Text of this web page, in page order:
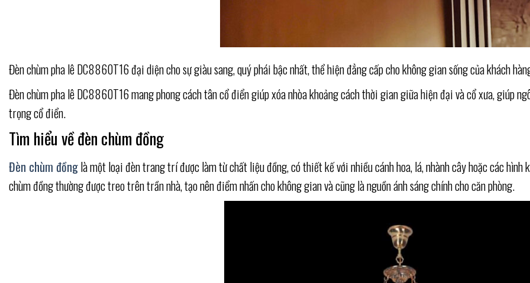
Đèn chùm pha lê DC8860T16 đại diện cho sự giàu sang, quý phái bậc nhất, thể hiện đẳng cấp cho không gian sống của khách
Đèn chùm pha lê DC8860T16 mang phong cách tân cổ điển giúp xóa nhòa khoảng cách thời gian giữa hiện đại và cổ xưa, giúp
trọng cổ điển.
Tìm hiểu về đèn chùm đồng
Đèn chùm đồnglà một loại đèn trang trí được làm từ chất liệu đồng, có thiết kế với nhiều cánh hoa, lá, nhành cây hoặc các hình
chùm đồng thường được treo trên trần nhà, tạo nên điểm nhấn cho không gian và cũng là nguồn ánh sáng chính cho căn phòng.